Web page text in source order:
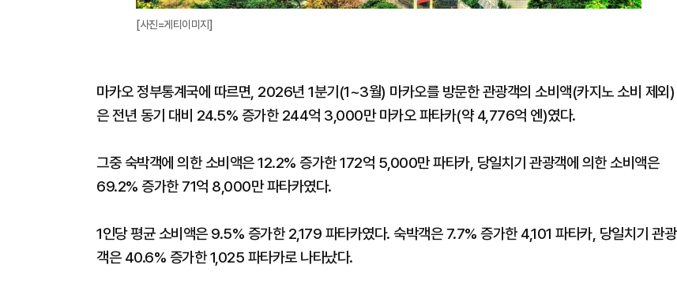
[사진=게티이미지]
마카오 정부통계국에 따르면, 2026년 1분기(1~3월) 마카오를 방문한 관광객의 소비액(카지노 소비 제외)
은 전년 동기 대비 24.5% 증가한 244억 3,000만 마카오 파타카(약 4,776억 엔)였다.
그중 숙박객에 의한 소비액은 12.2% 증가한 172억 5,000만 파타카, 당일치기 관광객에 의한 소비액은
69.2% 증가한 71억 8,000만 파타카였다.
1인당 평균 소비액은 9.5% 증가한 2,179 파타카였다. 숙박객은 7.7% 증가한 4,101 파타카, 당일치기 관광
객은 40.6% 증가한 1,025 파타카로 나타났다.